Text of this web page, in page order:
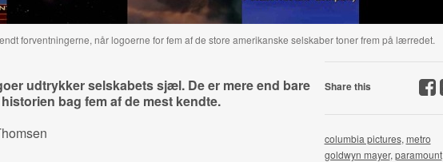
forventningerne, når logoerne for fem af de store amerikanske selskaber toner frem på lærredet.
udtrykker selskabets sjæl. De er mere end bare
bag fem af de mest kendte.
Share this
columbia pictures, metro
goldwyn mayer, paramount